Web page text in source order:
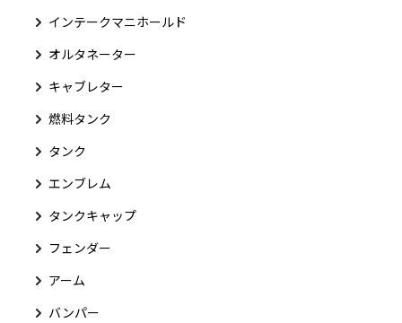
インテークマニホールド
オルタネーター
キャブレター
燃料タンク
タンク
エンブレム
タンクキャップ
フェンダー
アーム
バンパー